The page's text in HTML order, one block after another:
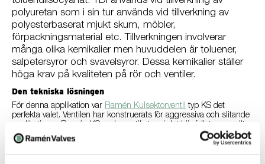
polyuretan som i sin tur används vid tillverkning av
polyesterbaserat mjukt skum, möbler,
förpackningsmaterial etc. Tillverkningen involverar
många olika kemikalier men huvuddelen är toluener,
salpetersyror och svavelsyror. Dessa kemikalier ställer
höga krav på kvaliteten på rör och ventiler.
Den tekniska lösningen
För denna applikation var Ramén Kulsektorventil typ KS det
perfekta valet. Ventilen har konstruerats för aggressiva och slitande
och den används både som on-off-ventil och för att justera flödet.
Måtten varierar från DN25 till DN200. På grund av de farliga